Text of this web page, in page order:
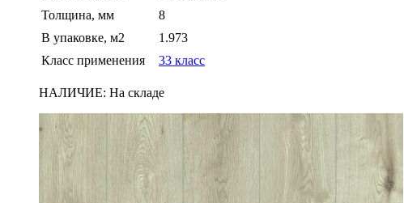
Толщина, мм
8
В упаковке, м2
1.973
Класс применения
33 класс
НАЛИЧИЕ: На складе